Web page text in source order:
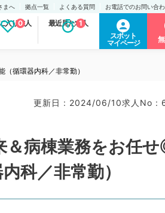
まへ 拠点一覧 よくある質問 お電話でのお問い合
入り求人
0 最近見た求人
1
スポット
マイページ
循環器内科／非常勤）
更新日 : 2024/06/10求人No :
＆病棟業務をお任
科／非常勤）